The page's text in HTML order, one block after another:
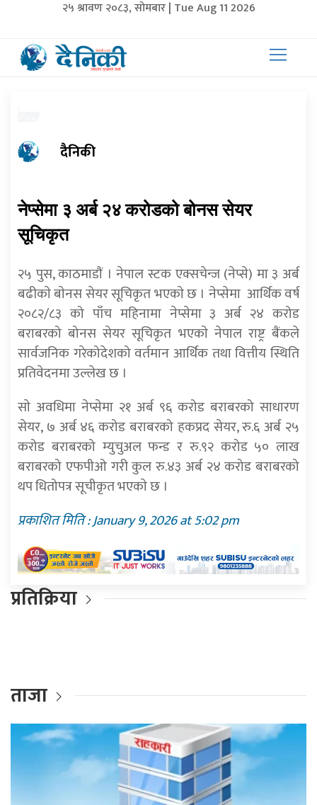
२५ श्रावण २०८३, सोमबार | Tue Aug 11 2026
दैनिकी
नेप्सेमा ३ अर्ब २४ करोडको बोनस सेयर
सूचिकृत
२५ पुस, काठमाडाैं । नेपाल स्टक एक्सचेन्ज (नेप्से) मा ३ अर्ब
बढीकाे बाेनस सेयर सूचिकृत भएकाे छ । नेप्सेमा आर्थिक वर्ष
२०८२/८३ को पाँच महिनामा नेप्सेमा ३ अर्ब २४ करोड
बराबरको बोनस सेयर सूचिकृत भएकाे नेपाल राष्ट्र बैंकले
सार्वजनिक गरेकोदेशको वर्तमान आर्थिक तथा वित्तीय स्थिति
प्रतिवेदनमा उल्लेख छ ।
साे अवधिमा नेप्सेमा २१ अर्ब ९६ करोड बराबरको साधारण
सेयर, ७ अर्ब ४६ करोड बराबरको हकप्रद सेयर, रु.६ अर्ब २५
करोड बराबरको म्युचुअल फन्ड र रु.९२ करोड ५० लाख
बराबरको एफपीओ गरी कुल रु.४३ अर्ब २४ करोड बराबरको
थप धितोपत्र सूचीकृत भएकाे छ ।
प्रकाशित मिति : January 9, 2026 at 5:02 pm
प्रतिक्रिया
ताजा